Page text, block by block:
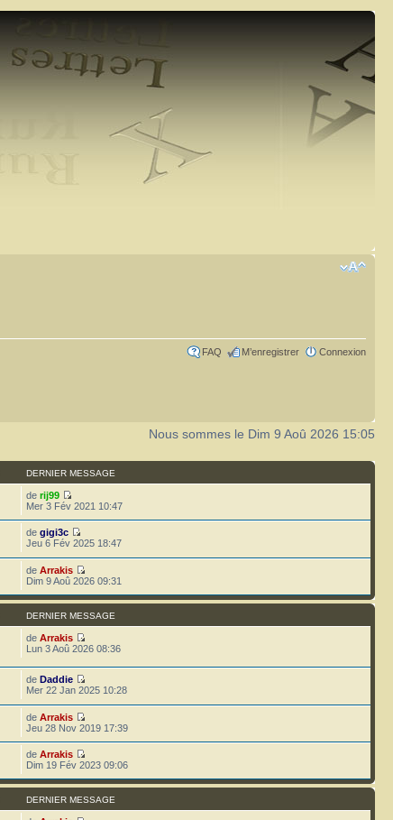
FAQ M’enregistrer Connexion
Nous sommes le Dim 9 Aoû 2026 15:05
DERNIER MESSAGE
derij99
Mer 3 Fév 2021 10:47
degigi3c
Jeu 6 Fév 2025 18:47
deArrakis
Dim 9 Aoû 2026 09:31
DERNIER MESSAGE
deArrakis
Lun 3 Aoû 2026 08:36
de Daddie
Mer 22 Jan 2025 10:28
deArrakis
Jeu 28 Nov 2019 17:39
deArrakis
Dim 19 Fév 2023 09:06
DERNIER MESSAGE